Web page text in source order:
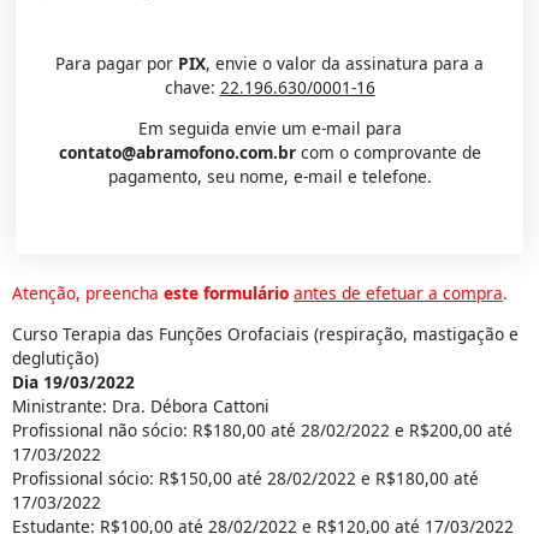
Para pagar por PIX, envie o valor da assinatura para a
chave: 22.196.630/0001-16
Em seguida envie um e-mail para
contato@abramofono.com.brcom o comprovante de
pagamento, seu nome, e-mail e telefone.
Atenção, preencha este formulário antes de efetuar a compra.
Curso Terapia das Funções Orofaciais (respiração, mastigação e
deglutição)
Dia 19/03/2022
Ministrante: Dra. Débora Cattoni
Profissional não sócio: R$180,00 até 28/02/2022 e R$200,00 até
17/03/2022
Profissional sócio: R$150,00 até 28/02/2022 e R$180,00 até
17/03/2022
Estudante: R$100,00 até 28/02/2022 e R$120,00 até 17/03/2022